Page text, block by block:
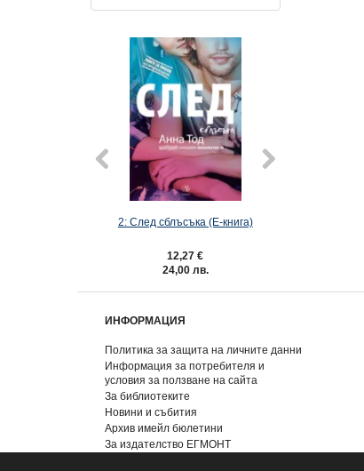
2: След сблъсъка (Е-книга)
12,27 €
24,00 лв.
ИНФОРМАЦИЯ
Политика за защита на личните данни
Информация за потребителя и
условия за ползване на сайта
За библиотеките
Новини и събития
Архив имейл бюлетини
За издателство ЕГМОНТ